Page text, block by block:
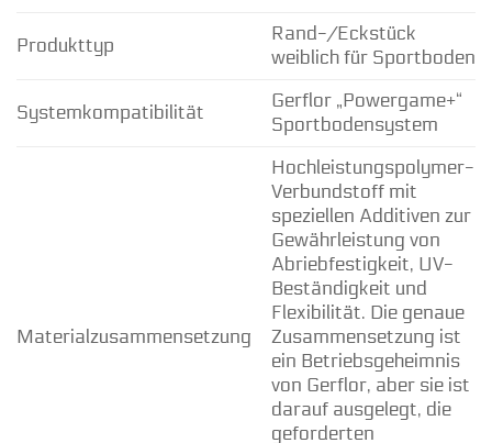
Produkttyp
Rand-/Eckstück
weiblich für Sportboden
Systemkompatibilität
Gerflor „Powergame+“
Sportbodensystem
Materialzusammensetzung
Hochleistungspolymer-
Verbundstoff mit
speziellen Additiven zur
Gewährleistung von
Abriebfestigkeit, UV-
Beständigkeit und
Flexibilität. Die genaue
Zusammensetzung ist
ein Betriebsgeheimnis
von Gerflor, aber sie ist
darauf ausgelegt, die
geforderten